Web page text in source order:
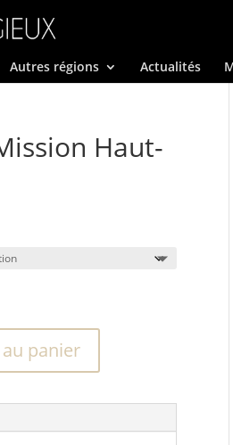
Autres régions Actualités
Haut-
panier